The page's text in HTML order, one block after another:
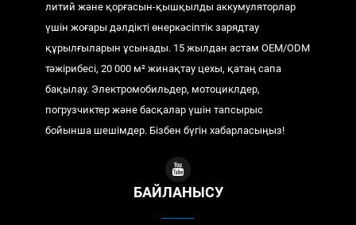
литий және қорғасын-қышқылды аккумуляторлар
үшін жоғары дәлдікті өнеркәсіптік зарядтау
құрылғыларын ұсынады. 15 жылдан астам OEM/ODM
тәжірибесі, 20 000 м² жинақтау цехы, қатаң сапа
бақылау. Электромобильдер, мотоциклдер,
погрузчиктер және басқалар үшін тапсырыс
бойынша шешімдер. Бізбен бүгін хабарласыңыз!
БАЙЛАНЫСУ